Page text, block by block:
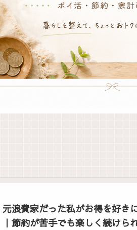
元浪費家だった私がお得を好き
｜節約が苦手でも楽しく続けら